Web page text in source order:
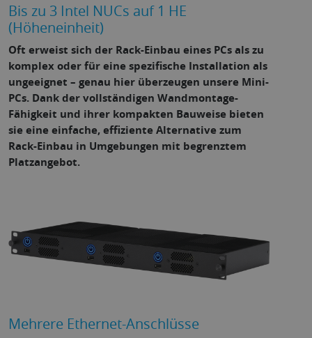
Bis zu 3 Intel NUCs auf 1 HE
(Höheneinheit)
Oft erweist sich der Rack-Einbau eines PCs als zu
komplex oder für eine spezifische Installation als
ungeeignet – genau hier überzeugen unsere Mini-
PCs. Dank der vollständigen Wandmontage-
Fähigkeit und ihrer kompakten Bauweise bieten
sie eine einfache, effiziente Alternative zum
Rack-Einbau in Umgebungen mit begrenztem
Platzangebot.
Mehrere Ethernet-Anschlüsse